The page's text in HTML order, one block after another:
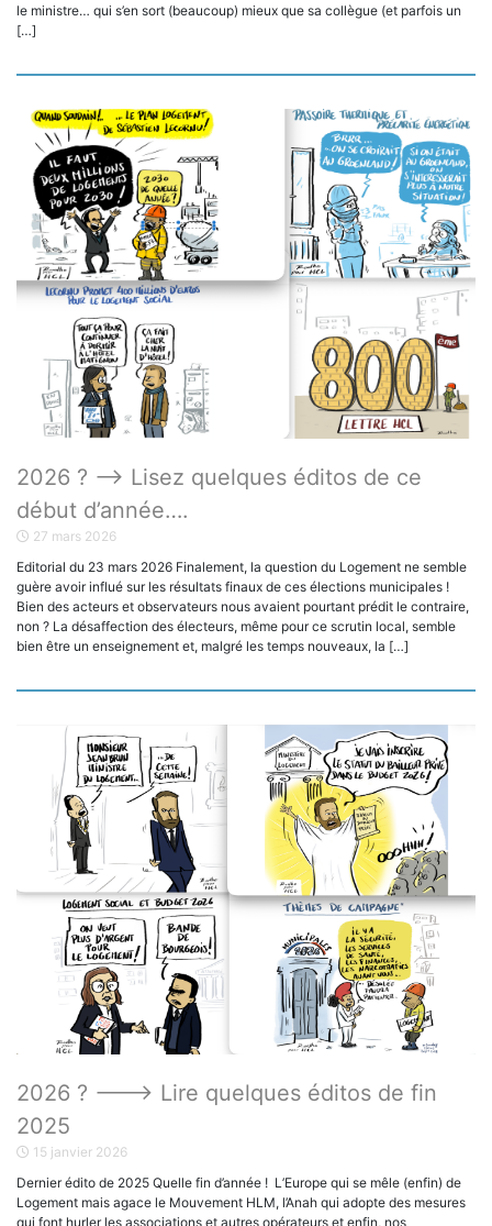
le ministre… qui s’en sort (beaucoup) mieux que sa collègue (et parfois un
[…]
2026 ? ——> Lisez quelques éditos de ce
début d’année….
27 mars 2026
Editorial du 23 mars 2026 Finalement, la question du Logement ne semble
guère avoir influé sur les résultats finaux de ces élections municipales !
Bien des acteurs et observateurs nous avaient pourtant prédit le contraire,
non ? La désaffection des électeurs, même pour ce scrutin local, semble
bien être un enseignement et, malgré les temps nouveaux, la […]
2026 ? ——-> Lire quelques éditos de fin
2025
15 janvier 2026
Dernier édito de 2025 Quelle fin d’année ! L’Europe qui se mêle (enfin) de
Logement mais agace le Mouvement HLM, l’Anah qui adopte des mesures
qui font hurler les associations et autres opérateurs et enfin, nos